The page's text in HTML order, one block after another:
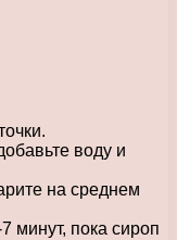
воду и
на среднем
минут, пока сироп